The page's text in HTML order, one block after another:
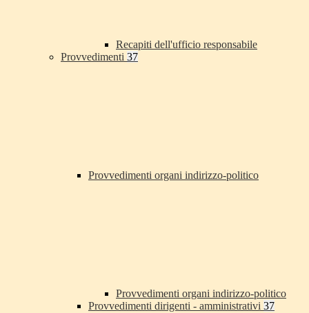
Recapiti dell'ufficio responsabile
Provvedimenti 37
Provvedimenti organi indirizzo-politico
Provvedimenti organi indirizzo-politico
Provvedimenti dirigenti - amministrativi 37